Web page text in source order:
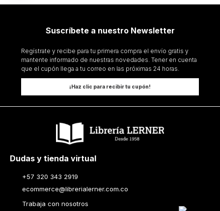
Suscríbete a nuestro Newsletter
Regístrate y recibe para tu primera compra el envío gratis y
mantente informado de nuestras novedades. Tener en cuenta
que el cupón llega a tu correo en las próximas 24 horas.
¡Haz clic para recibir tu cupón!
Dudas y tienda virtual
+57 320 343 2919
ecommerce@librerialerner.com.co
Trabaja con nosotros